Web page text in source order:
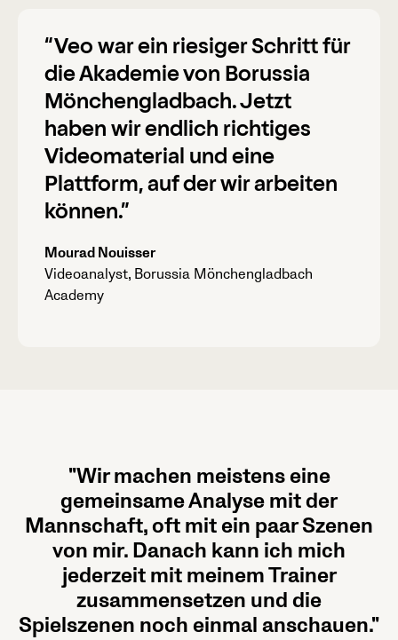
“Veo war ein riesiger Schritt für
die Akademie von Borussia
Mönchengladbach. Jetzt
haben wir endlich richtiges
Videomaterial und eine
Plattform, auf der wir arbeiten
können.”
Mourad Nouisser
Videoanalyst, Borussia Mönchengladbach
Academy
"Wir machen meistens eine
gemeinsame Analyse mit der
Mannschaft, oft mit ein paar Szenen
von mir. Danach kann ich mich
jederzeit mit meinem Trainer
zusammensetzen und die
Spielszenen noch einmal anschauen."